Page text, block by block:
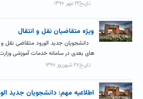
تاریخ۲۲ مهر ۱۳۹۶
ویژه متقاضیان نقل و انتقال
دانشجویان جدید الورود متقاضی نقل و
های بعدی در سامانه خدمات آموزشی
تاریخ۲۷ شهریور ۱۳۹۶
اطلاعیه مهم: دانشجویان جدید